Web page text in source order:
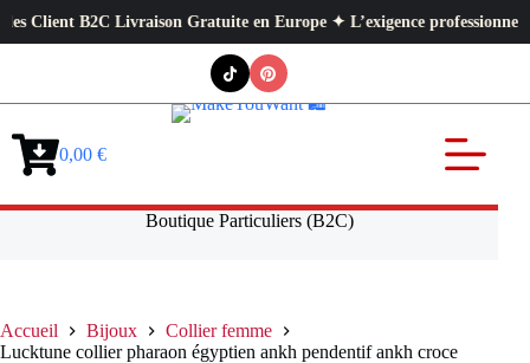
B2C Livraison Gratuite en Europe ✦ L’exigence professionnelle au
Panier0,00 €
Boutique Particuliers (B2C)
Accueil Bijoux
Collier femme
Lucktune collier pharaon égyptien ankh pendentif ankh croce